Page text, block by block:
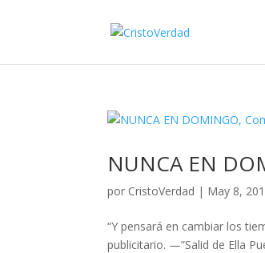
NUNCA EN
por CristoVerdad | May 8,
“Y pensará en cambiar los
publicitario. —”Salid de Ella